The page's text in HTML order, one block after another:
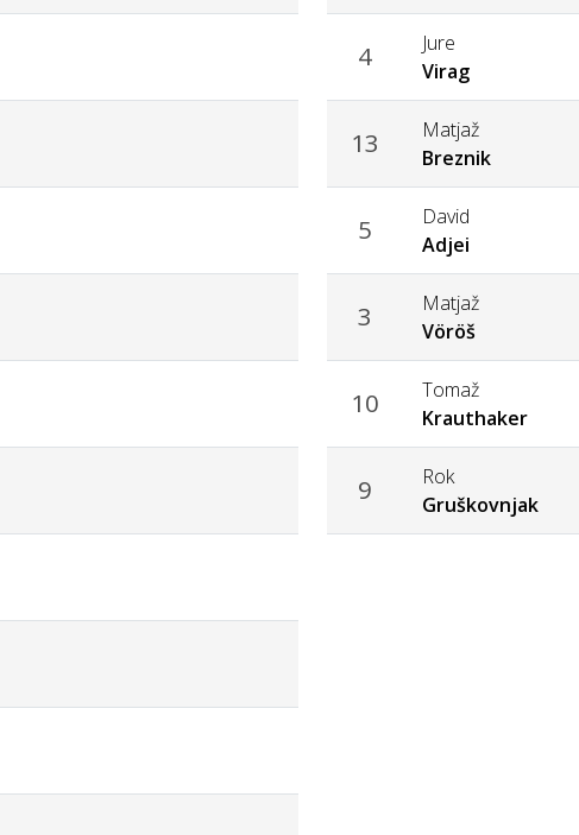
4
Jure
Virag
13
Matjaž
Breznik
5
David
Adjei
3
Matjaž
Vöröš
10
Tomaž
Krauthaker
9
Rok
Gruškovnjak